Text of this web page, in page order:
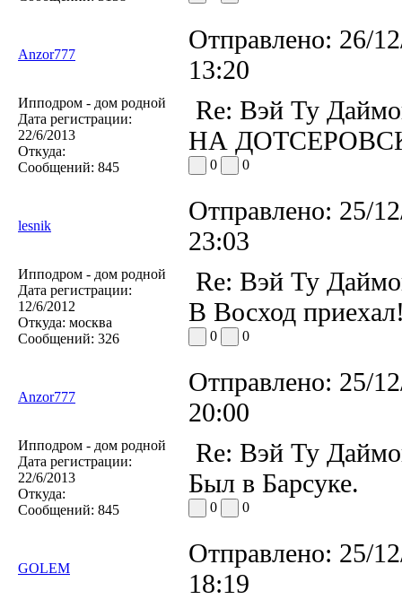
Anzor777
Отправлено: 26/
13:20
Ипподром - дом родной
Дата регистрации:
22/6/2013
Откуда:
Сообщений: 845
Re: Вэй Ту
НА
0 0
lesnik
Отправлено: 25/
23:03
Ипподром - дом родной
Дата регистрации:
12/6/2012
Откуда: москва
Сообщений: 326
Re: Вэй Ту
В Восход
0 0
Anzor777
Отправлено: 25/
20:00
Ипподром - дом родной
Дата регистрации:
22/6/2013
Откуда:
Сообщений: 845
Re: Вэй Ту
Был в Барсуке.
0 0
GOLEM
Отправлено: 25/
18:19